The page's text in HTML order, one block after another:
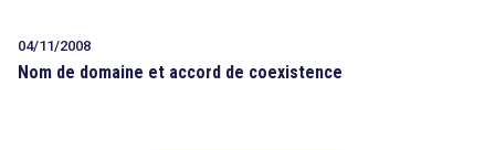
04/11/2008
Nom de domaine et accord de coexistence